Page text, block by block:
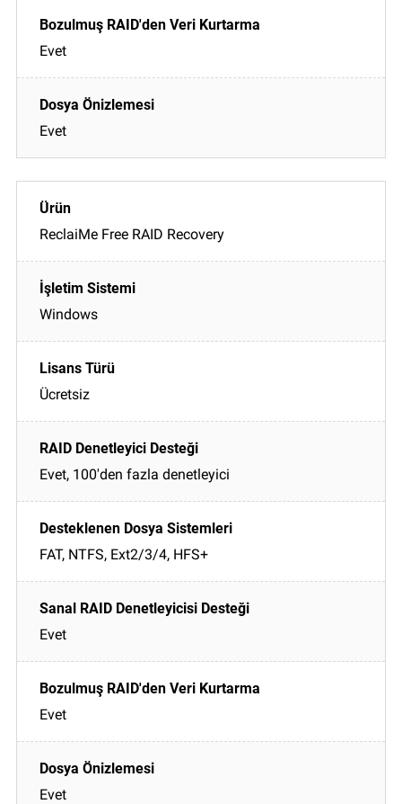
Evet
Evet
ReclaiMe Free RAID Recovery
Windows
Ücretsiz
Evet, 100'den fazla denetleyici
FAT, NTFS, Ext2/3/4, HFS+
Evet
Evet
Evet